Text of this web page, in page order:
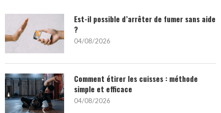
Est-il possible d’arrêter de fumer sans aide
?
04/08/2026
Comment étirer les cuisses : méthode
simple et efficace
04/08/2026